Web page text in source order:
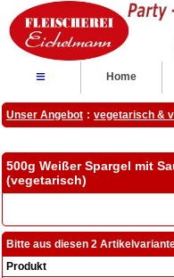
≡ Home
Unser Angebot : vegetarisch &
500g Weißer Spargel mit
(vegetarisch)
Bitte aus diesen 2
Produkt